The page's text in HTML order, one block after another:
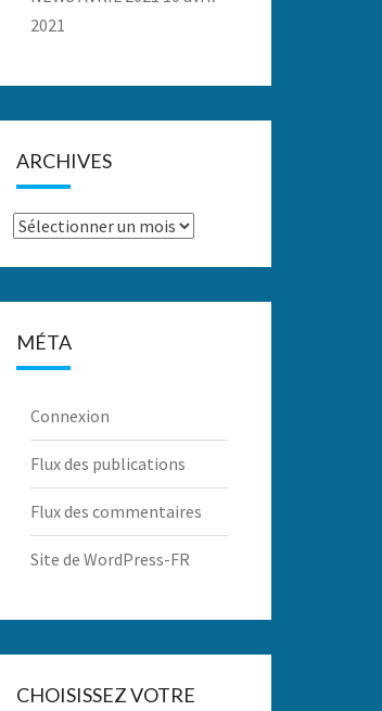
2021
ARCHIVES
Archives
MÉTA
Connexion
Flux des publications
Flux des commentaires
Site de WordPress-FR
CHOISISSEZ VOTRE